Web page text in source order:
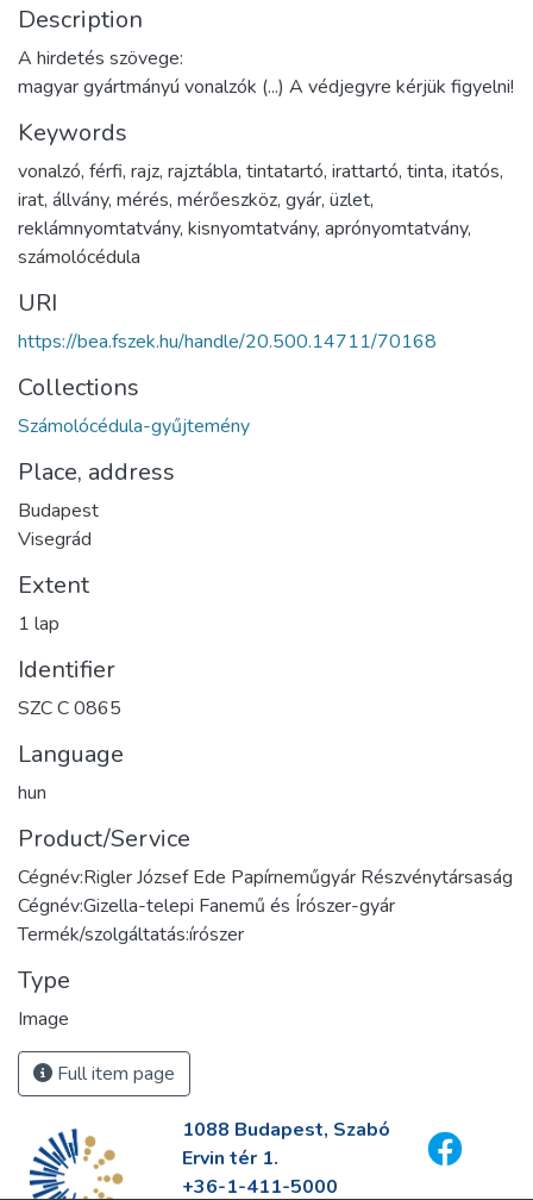
Description
A hirdetés szövege:
magyar gyártmányú vonalzók (...) A védjegyre kérjük figyelni!
Keywords
vonalzó, férfi, rajz, rajztábla, tintatartó, irattartó, tinta, itatós,
irat, állvány, mérés, mérőeszköz, gyár, üzlet,
reklámnyomtatvány, kisnyomtatvány, aprónyomtatvány,
számolócédula
URI
https://bea.fszek.hu/handle/20.500.14711/70168
Collections
Számolócédula-gyűjtemény
Place, address
Budapest
Visegrád
Extent
1 lap
Identifier
SZC C 0865
Language
hun
Product/Service
Cégnév:Rigler József Ede Papírneműgyár Részvénytársaság
Cégnév:Gizella-telepi Fanemű és Írószer-gyár
Termék/szolgáltatás:írószer
Type
Image
Full item page
1088 Budapest, Szabó
Ervin tér 1.
+36-1-411-5000